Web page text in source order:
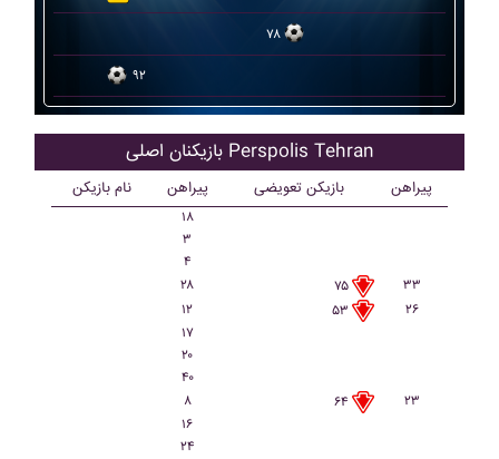
۷۸
۹۲
بازیکنان اصلی Perspolis Tehran
نام بازیکن پیراهن بازیکن تعویضی پیراهن
۱۸
۳
۴
۲۸
۷۵
۳۳
۱۲
۵۳
۲۶
۱۷
۲۰
۴۰
۸
۶۴
۲۳
۱۶
۲۴